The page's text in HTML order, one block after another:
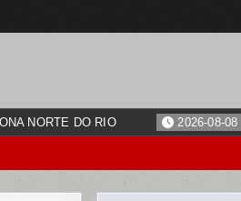
NORTE DO RIO 2026-08-08